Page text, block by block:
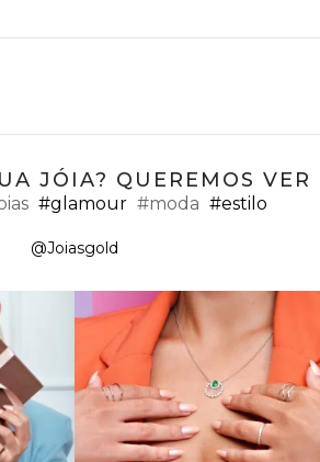
JÓIA? QUEREMOS VER
#glamour #moda #estilo
@Joiasgold